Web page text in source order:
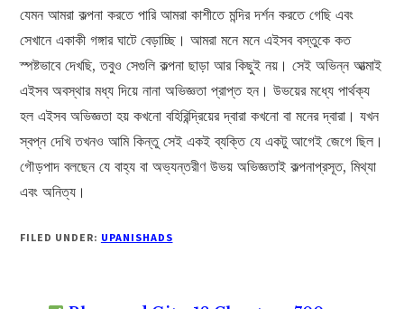
যেমন আমরা কল্পনা করতে পারি আমরা কাশীতে মন্দির দর্শন করতে গেছি এবং
সেখানে একাকী গঙ্গার ঘাটে বেড়াচ্ছি। আমরা মনে মনে এইসব বস্তুকে কত
স্পষ্টভাবে দেখছি, তবুও সেগুলি কল্পনা ছাড়া আর কিছুই নয়। সেই অভিন্ন আত্মাই
এইসব অবস্থার মধ্য দিয়ে নানা অভিজ্ঞতা প্রাপ্ত হন। উভয়ের মধ্যে পার্থক্য
হল এইসব অভিজ্ঞতা হয় কখনো বহিরিন্দ্রিয়ের দ্বারা কখনো বা মনের দ্বারা। যখন
স্বপ্ন দেখি তখনও আমি কিন্তু সেই একই ব্যক্তি যে একটু আগেই জেগে ছিল।
গৌড়পাদ বলছেন যে বাহ্য বা অভ্যন্তরীণ উভয় অভিজ্ঞতাই কল্পনাপ্রসূত, মিথ্যা
এবং অনিত্য।
FILED UNDER: UPANISHADS